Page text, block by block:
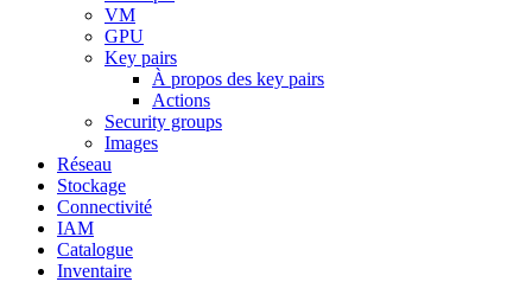
VM
GPU
Key pairs
À propos des key pairs
Actions
Security groups
Images
Réseau
Stockage
Connectivité
IAM
Catalogue
Inventaire